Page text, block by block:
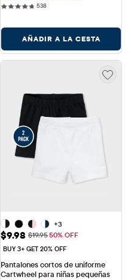
538538 reviews
AÑADIR A LA CESTA
+3
Precio de venta: $9.98
$9.98 Precio original: $19.95
$19.9550% OFF
BUY 3+ GET 20% OFF
Pantalones cortos de uniforme
Cartwheel para niñas pequeñas